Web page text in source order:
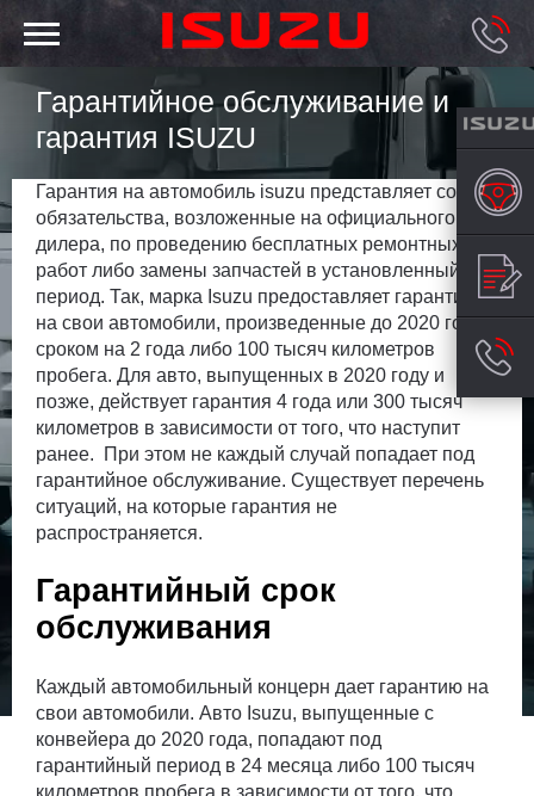
Гарантийное обслуживание и
гарантия ISUZU
Гарантия на автомобиль isuzu представляет собой
обязательства, возложенные на официального
дилера, по проведению бесплатных ремонтных
работ либо замены запчастей в установленный
период. Так, марка Isuzu предоставляет гарантию
на свои автомобили, произведенные до 2020 года,
сроком на 2 года либо 100 тысяч километров
пробега. Для авто, выпущенных в 2020 году и
позже, действует гарантия 4 года или 300 тысяч
километров в зависимости от того, что наступит
ранее. При этом не каждый случай попадает под
гарантийное обслуживание. Существует перечень
ситуаций, на которые гарантия не
распространяется.
Гарантийный срок
обслуживания
Каждый автомобильный концерн дает гарантию на
свои автомобили. Авто Isuzu, выпущенные с
конвейера до 2020 года, попадают под
гарантийный период в 24 месяца либо 100 тысяч
километров пробега в зависимости от того, что